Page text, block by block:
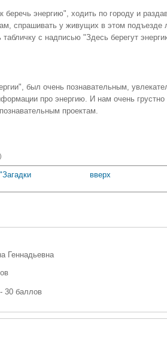
беречь энергию", ходить по городу и
спрашивать у живущих в этом подъезде
с надписью "Здесь берегут
был очень познавательным,
про энергию. И нам очень
проектам.
вверх
Геннадьевна
30 баллов